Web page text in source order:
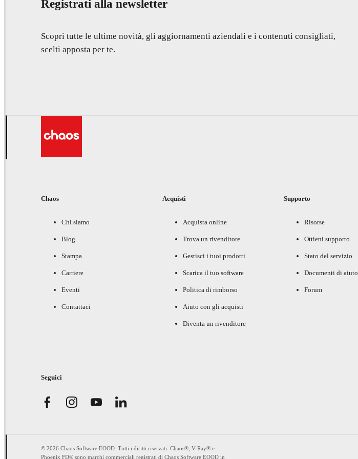
Registrati alla newsletter
Scopri tutte le ultime novità, gli aggiornamenti aziendali e i contenuti consigliati,
scelti apposta per te.
Chaos
Chi siamo
Blog
Stampa
Carriere
Eventi
Contattaci
Acquisti
Acquista online
Trova un rivenditore
Gestisci i tuoi prodotti
Scarica il tuo software
Politica di rimborso
Aiuto con gli acquisti
Diventa un rivenditore
Supporto
Risorse
Ottieni supporto
Stato del servizio
Documenti di aiuto
Forum
Seguici
© 2026 Chaos Software EOOD. Tutti i diritti riservati. Chaos®, V-Ray® e
Phoenix FD® sono marchi commerciali registrati di Chaos Software EOOD in